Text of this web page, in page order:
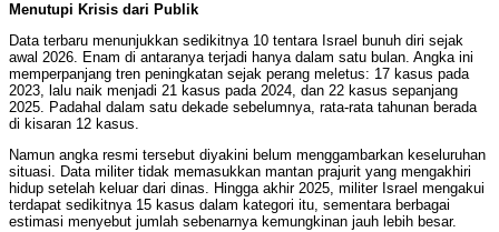
Menutupi Krisis dari Publik
Data terbaru menunjukkan sedikitnya 10 tentara Israel bunuh diri sejak
awal 2026. Enam di antaranya terjadi hanya dalam satu bulan. Angka ini
memperpanjang tren peningkatan sejak perang meletus: 17 kasus pada
2023, lalu naik menjadi 21 kasus pada 2024, dan 22 kasus sepanjang
2025. Padahal dalam satu dekade sebelumnya, rata-rata tahunan berada
di kisaran 12 kasus.
Namun angka resmi tersebut diyakini belum menggambarkan keseluruhan
situasi. Data militer tidak memasukkan mantan prajurit yang mengakhiri
hidup setelah keluar dari dinas. Hingga akhir 2025, militer Israel mengakui
terdapat sedikitnya 15 kasus dalam kategori itu, sementara berbagai
estimasi menyebut jumlah sebenarnya kemungkinan jauh lebih besar.